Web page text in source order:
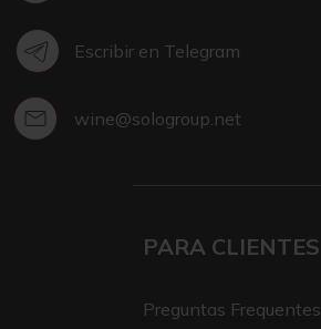
Escribir en Telegram
wine@sologroup.net
PARA CLIENTES
Preguntas Frequentes